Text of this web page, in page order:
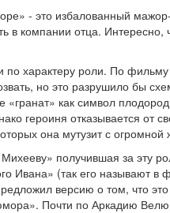
- это избалованный
в компании отца.
характеру роли. По
но это разрушило бы
как символ
героиня отказывается от
она мутузит с огромной
получившая за эту
Ивана» (так его называют
версию о том, что это
Почти по Аркадию